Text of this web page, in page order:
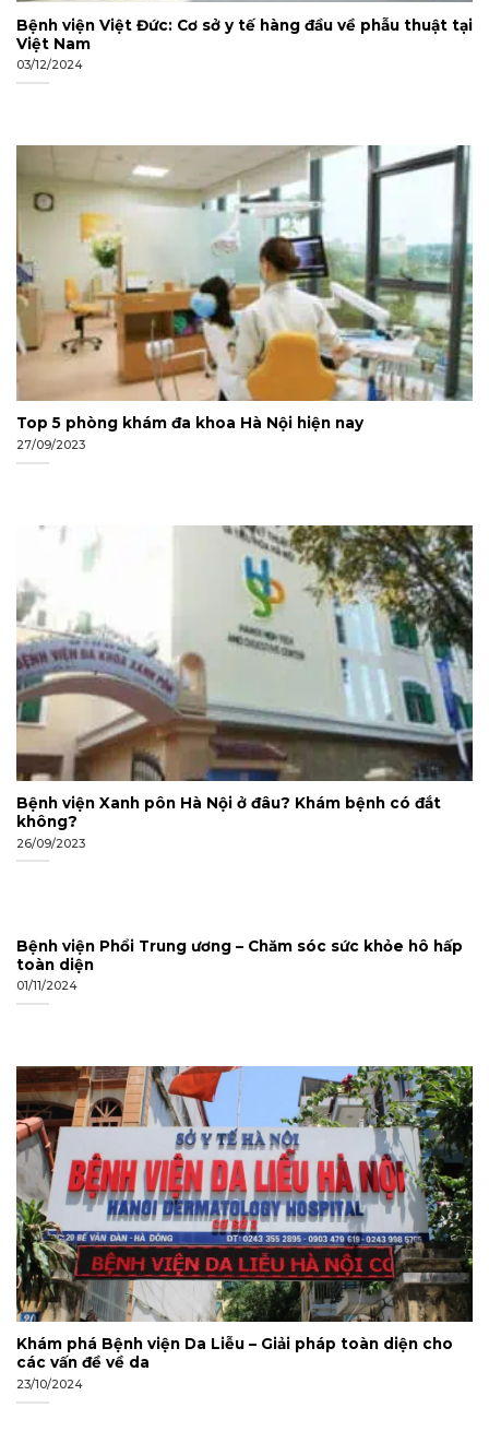
Bệnh viện Việt Đức: Cơ sở y tế hàng đầu về phẫu thuật tại
Việt Nam
03/12/2024
Top 5 phòng khám đa khoa Hà Nội hiện nay
27/09/2023
Bệnh viện Xanh pôn Hà Nội ở đâu? Khám bệnh có đắt
không?
26/09/2023
Bệnh viện Phổi Trung ương – Chăm sóc sức khỏe hô hấp
toàn diện
01/11/2024
Khám phá Bệnh viện Da Liễu – Giải pháp toàn diện cho
các vấn đề về da
23/10/2024